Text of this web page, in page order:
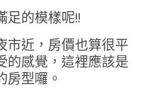
足的模樣呢!!
市近，房價也算很平
的感覺，這裡應該是
房型囉。